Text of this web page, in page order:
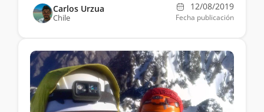
Carlos Urzua
Chile
12/08/2019
Fecha publicación